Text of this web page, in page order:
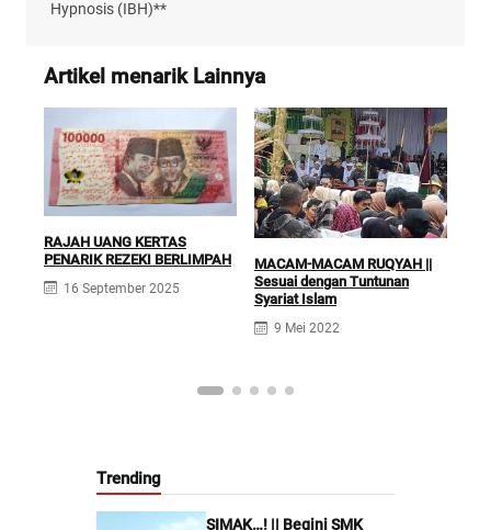
Hypnosis (IBH)**
Artikel menarik Lainnya
RAJAH UANG KERTAS
PENARIK REZEKI BERLIMPAH
16 September 2025
MACAM-MACAM RUQYAH ||
Sesuai dengan Tuntunan
Syariat Islam
9 Mei 2022
Trending
SIMAK…! || Begini SMK